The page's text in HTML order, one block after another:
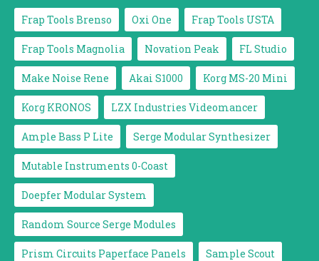
Frap Tools Brenso Oxi One Frap Tools USTA
Frap Tools Magnolia Novation Peak FL Studio
Make Noise Rene Akai S1000 Korg MS-20 Mini
Korg KRONOS LZX Industries Videomancer
Ample Bass P Lite Serge Modular Synthesizer
Mutable Instruments 0-Coast
Doepfer Modular System
Random Source Serge Modules
Prism Circuits Paperface Panels Sample Scout